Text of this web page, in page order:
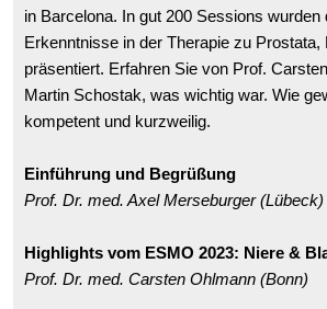
in Barcelona. In gut 200 Sessions wurden
Erkenntnisse in der Therapie zu Prostata,
präsentiert. Erfahren Sie von Prof.
Martin Schostak, was wichtig war. Wie
kompetent und kurzweilig.
Einführung und Begrüßung
Prof. Dr. med. Axel Merseburger (Lübeck)
Highlights vom ESMO 2023: Niere &
Prof. Dr. med. Carsten Ohlmann (Bonn)